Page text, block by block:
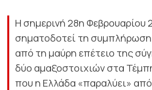
Η σημερινή 28η Φεβρουαρίου
σηματοδοτεί τη
από τη μαύρη επέτειο της
δύο αμαξοστοιχιών στα
που η Ελλάδα «παραλύει»